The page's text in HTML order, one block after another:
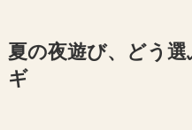
夏の夜遊び、どう
ギ